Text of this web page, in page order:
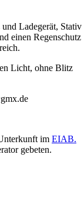
Ladegerät, Stativ
einen Regenschutz
Licht, ohne Blitz
im EIAB.
gebeten.